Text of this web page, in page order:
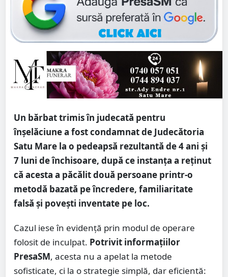
Un bărbat trimis în judecată pentru
înșelăciune a fost condamnat de Judecătoria
Satu Mare la o pedeapsă rezultantă de 4 ani și
7 luni de închisoare, după ce instanța a reținut
că acesta a păcălit două persoane printr-o
metodă bazată pe încredere, familiaritate
falsă și povești inventate pe loc.
Cazul iese în evidență prin modul de operare
folosit de inculpat. Potrivit informațiilor
PresaSM, acesta nu a apelat la metode
sofisticate, ci la o strategie simplă, dar eficientă: